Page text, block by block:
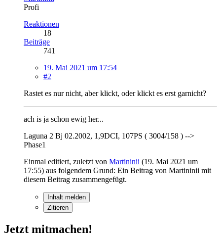
Profi
Reaktionen
18
Beiträge
741
19. Mai 2021 um 17:54
#2
Rastet es nur nicht, aber klickt, oder klickt es erst garnicht?
ach is ja schon ewig her...
Laguna 2 Bj 02.2002, 1,9DCI, 107PS ( 3004/158 ) -->
Phase1
Einmal editiert, zuletzt von Martininii (19. Mai 2021 um
17:55) aus folgendem Grund: Ein Beitrag von Martininii mit
diesem Beitrag zusammengefügt.
Inhalt melden
Zitieren
Jetzt mitmachen!